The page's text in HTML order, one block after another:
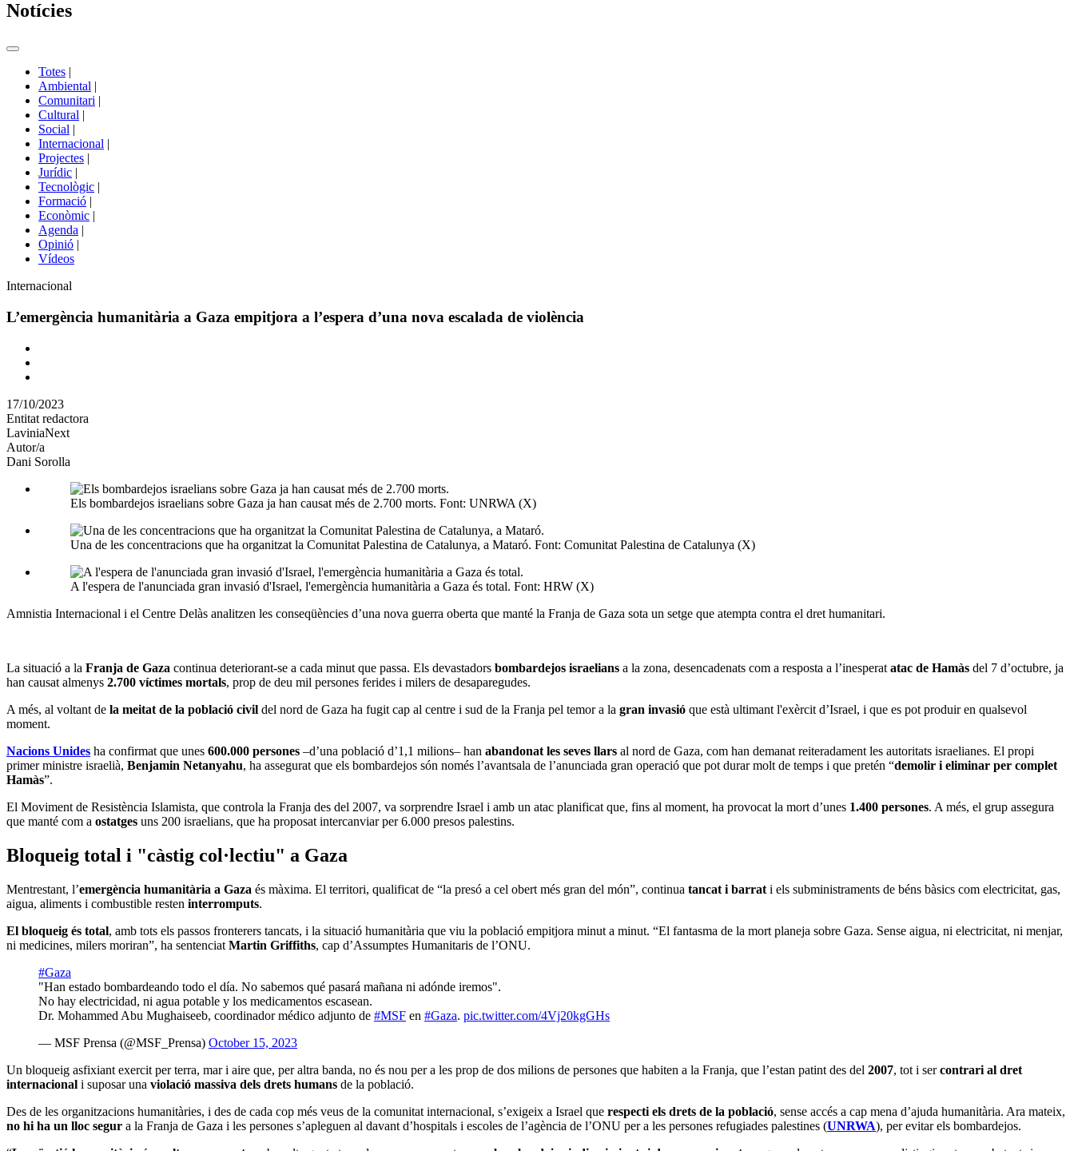
Notícies
Commutador
portals
Totes |
Ambiental |
Comunitari |
Cultural |
Social |
Internacional |
Projectes |
Jurídic |
Tecnològic |
Formació |
Econòmic |
Agenda |
Opinió |
Vídeos
Àmbit
la
Internacional
L’emergència humanitària a Gaza empitjora a l’espera d’una nova escalada de violència
Comparteix
altres
xarxes
socials
17/10/2023
Entitat redactora
LaviniaNext
Autor/a
Dani Sorolla
Els bombardejos israelians sobre Gaza ja han causat més de 2.700 morts. Font: UNRWA (X)
Una de les concentracions que ha organitzat la Comunitat Palestina de Catalunya, a Mataró. Font: Comunitat Palestina de Catalunya (X)
A l'espera de l'anunciada gran invasió d'Israel, l'emergència humanitària a Gaza és total. Font: HRW (X)
Amnistia Internacional i el Centre Delàs analitzen les conseqüències d’una nova guerra oberta que manté la Franja de Gaza sota un setge que atempta contra el dret humanitari.
La situació a la Franja de Gaza continua deteriorant-se a cada minut que passa. Els devastadors bombardejos israelians a la zona, desencadenats com a resposta a l’inesperatatac de Hamàs del 7 d’octubre, ja
han causat almenys 2.700 víctimes mortals, prop de deu mil persones ferides i milers de desaparegudes.
A més, al voltant de la meitat de la població civil del nord de Gaza ha fugit cap al centre i sud de la Franja pel temor a la gran invasió que està ultimant l'exèrcit d’Israel, i que es pot produir en qualsevol
moment.
Nacions Unides ha confirmat que unes 600.000 persones –d’una població d’1,1 milions– han abandonat les seves llars al nord de Gaza, com han demanat reiteradament les autoritats israelianes. El propi
primer ministre israelià, Benjamin Netanyahu, ha assegurat que els bombardejos són només l’avantsala de l’anunciada gran operació que pot durar molt de temps i que pretén “demolir i eliminar per complet
Hamàs”.
El Moviment de Resistència Islamista, que controla la Franja des del 2007, va sorprendre Israel i amb un atac planificat que, fins al moment, ha provocat la mort d’unes 1.400 persones. A més, el grup assegura
que manté com a ostatges uns 200 israelians, que ha proposat intercanviar per 6.000 presos palestins.
Bloqueig total i "càstig col·lectiu" a Gaza
Mentrestant, l’emergència humanitària a Gaza és màxima. El territori, qualificat de “la presó a cel obert més gran del món”, continua tancat i barrat i els subministraments de béns bàsics com electricitat, gas,
aigua, aliments i combustible resten interromputs.
El bloqueig és total, amb tots els passos fronterers tancats, i la situació humanitària que viu la població empitjora minut a minut. “El fantasma de la mort planeja sobre Gaza. Sense aigua, ni electricitat, ni menjar,
ni medicines, milers moriran”, ha sentenciat Martin Griffiths, cap d’Assumptes Humanitaris de l’ONU.
#Gaza
"Han estado bombardeando todo el día. No sabemos qué pasará mañana ni adónde iremos".
No hay electricidad, ni agua potable y los medicamentos escasean.
Dr. Mohammed Abu Mughaiseeb, coordinador médico adjunto de #MSF en #Gaza. pic.twitter.com/4Vj20kgGHs
— MSF Prensa (@MSF_Prensa) October 15, 2023
Un bloqueig asfixiant exercit per terra, mar i aire que, per altra banda, no és nou per a les prop de dos milions de persones que habiten a la Franja, que l’estan patint des del 2007, tot i sercontrari al dret
internacional i suposar una violació massiva dels drets humans de la població.
Des de les organitzacions humanitàries, i des de cada cop més veus de la comunitat internacional, s’exigeix a Israel que respecti els drets de la població, sense accés a cap mena d’ajuda humanitària. Ara mateix,
no hi ha un lloc segur a la Franja de Gaza i les persones s’apleguen al davant d’hospitals i escoles de l’agència de l’ONU per a les persones refugiades palestines (UNRWA), per evitar els bombardejos.